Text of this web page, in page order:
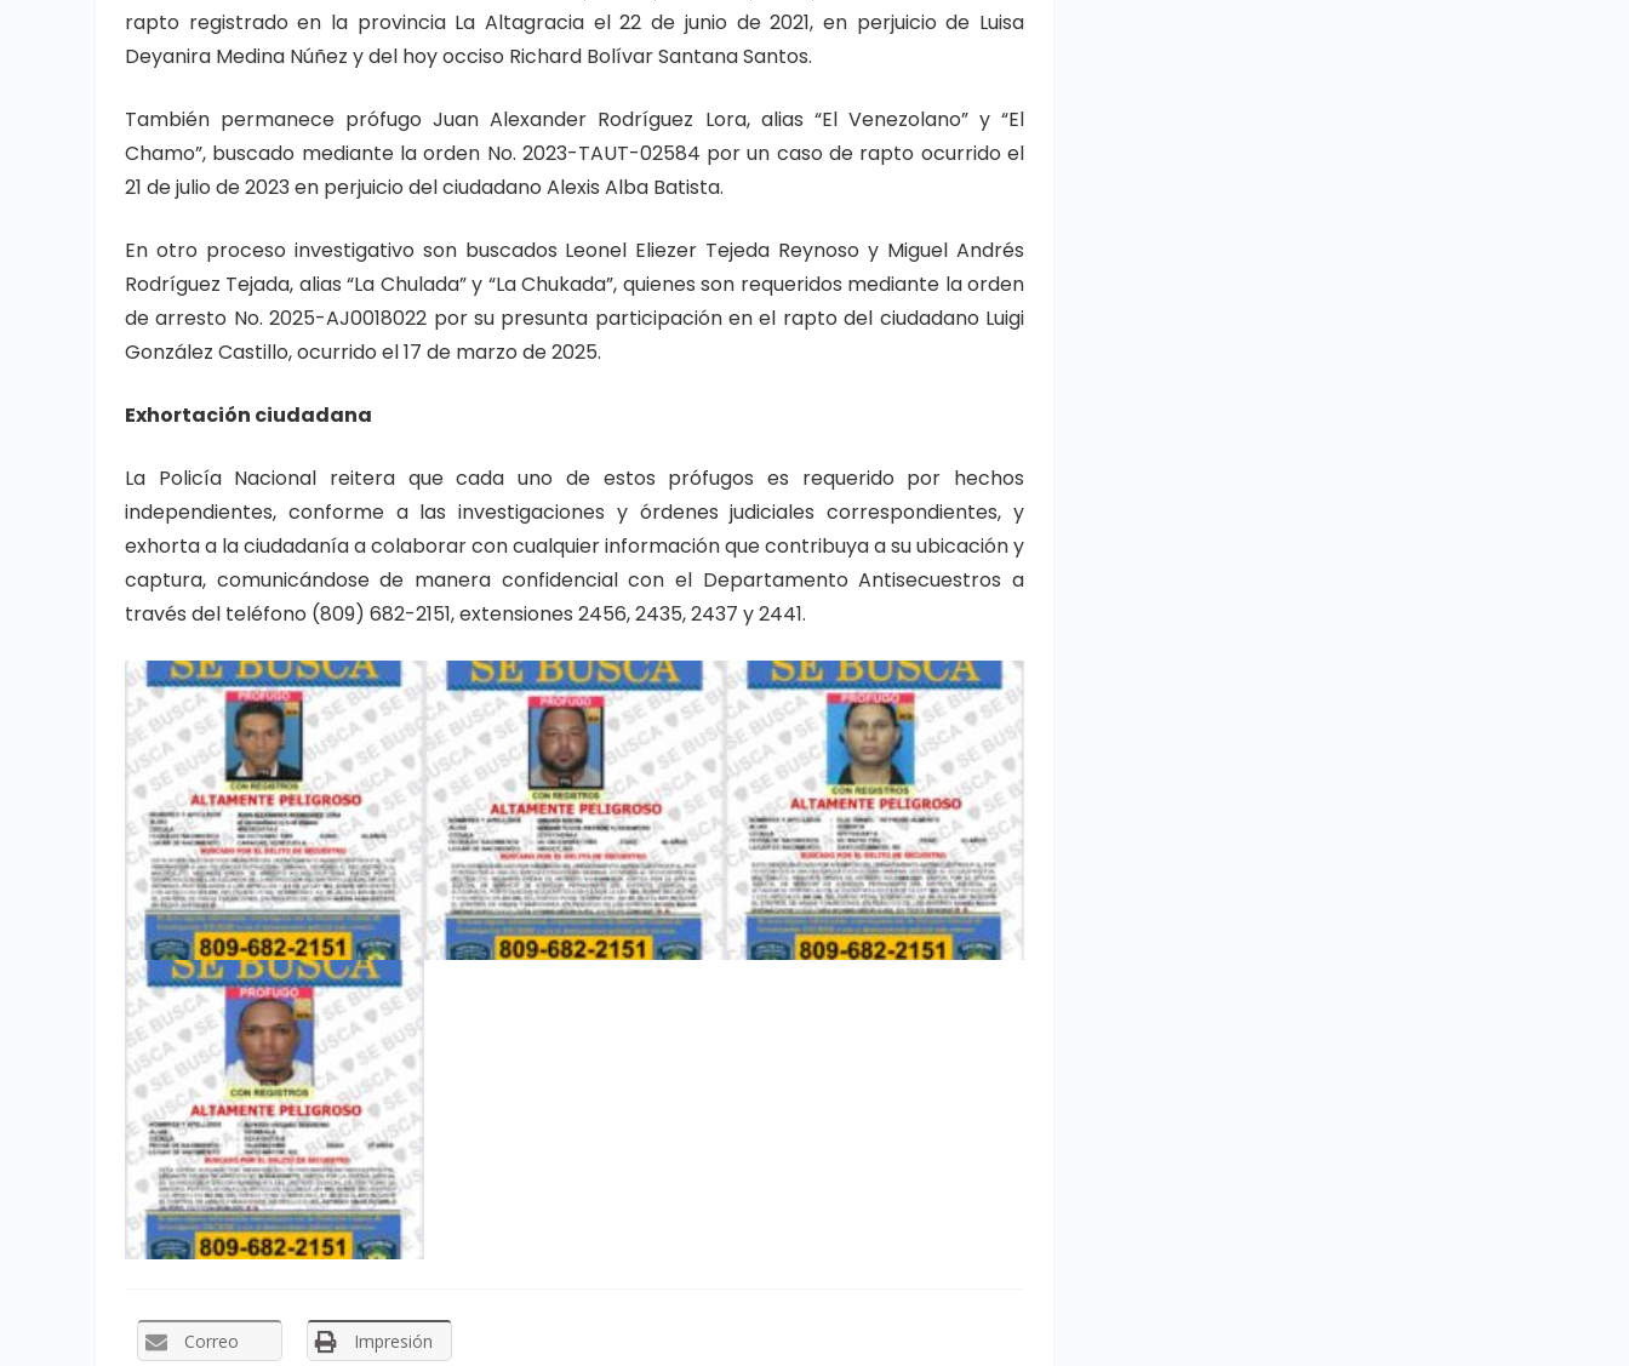
rapto registrado en la provincia La Altagracia el 22 de junio de 2021, en perjuicio de Luisa
Deyanira Medina Núñez y del hoy occiso Richard Bolívar Santana Santos.
También permanece prófugo Juan Alexander Rodríguez Lora, alias “El Venezolano” y “El
Chamo”, buscado mediante la orden No. 2023-TAUT-02584 por un caso de rapto ocurrido el
21 de julio de 2023 en perjuicio del ciudadano Alexis Alba Batista.
En otro proceso investigativo son buscados Leonel Eliezer Tejeda Reynoso y Miguel Andrés
Rodríguez Tejada, alias “La Chulada” y “La Chukada”, quienes son requeridos mediante la orden
de arresto No. 2025-AJ0018022 por su presunta participación en el rapto del ciudadano Luigi
González Castillo, ocurrido el 17 de marzo de 2025.
Exhortación ciudadana
La Policía Nacional reitera que cada uno de estos prófugos es requerido por hechos
independientes, conforme a las investigaciones y órdenes judiciales correspondientes, y
exhorta a la ciudadanía a colaborar con cualquier información que contribuya a su ubicación y
captura, comunicándose de manera confidencial con el Departamento Antisecuestros a
través del teléfono (809) 682-2151, extensiones 2456, 2435, 2437 y 2441.
Correo Impresión